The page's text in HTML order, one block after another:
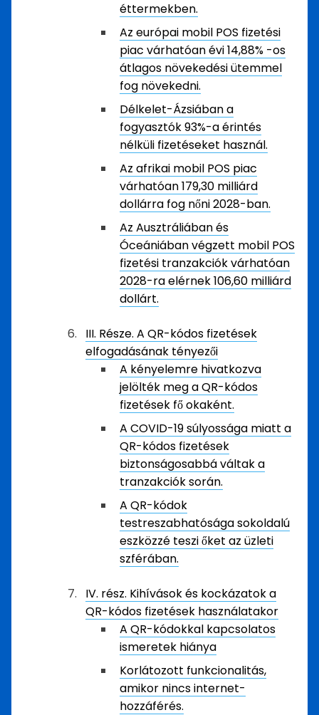
éttermekben.
Az európai mobil POS fizetési
piac várhatóan évi 14,88% -os
átlagos növekedési ütemmel
fog növekedni.
Délkelet-Ázsiában a
fogyasztók 93%-a érintés
nélküli fizetéseket használ.
Az afrikai mobil POS piac
várhatóan 179,30 milliárd
dollárra fog nőni 2028-ban.
Az Ausztráliában és
Óceániában végzett mobil POS
fizetési tranzakciók várhatóan
2028-ra elérnek 106,60 milliárd
dollárt.
III. Része. A QR-kódos fizetések
elfogadásának tényezői
A kényelemre hivatkozva
jelölték meg a QR-kódos
fizetések fő okaként.
A COVID-19 súlyossága miatt a
QR-kódos fizetések
biztonságosabbá váltak a
tranzakciók során.
A QR-kódok
testreszabhatósága sokoldalú
eszközzé teszi őket az üzleti
szférában.
IV. rész. Kihívások és kockázatok a
QR-kódos fizetések használatakor
A QR-kódokkal kapcsolatos
ismeretek hiánya
Korlátozott funkcionalitás,
amikor nincs internet-
hozzáférés.